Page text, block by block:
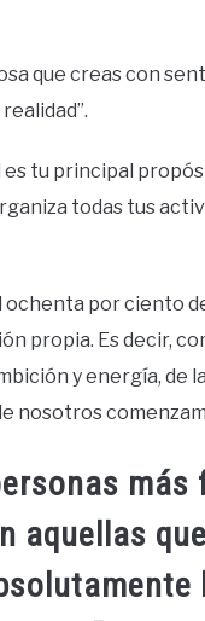
que creas con
es tu principal
todas tus
ochenta por ciento
propia. Es decir,
y energía, de
nosotros
más
aquellas